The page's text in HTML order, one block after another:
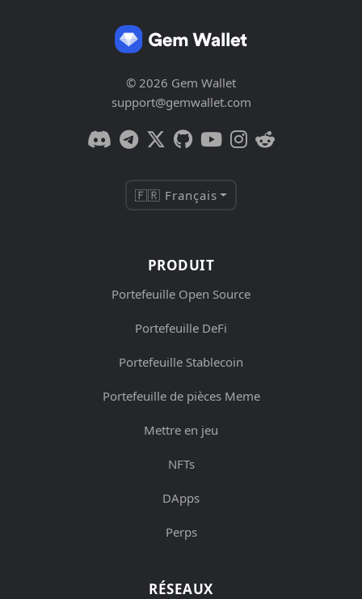
© 2026 Gem Wallet
support@gemwallet.com
🇫🇷 Français
PRODUIT
Portefeuille Open Source
Portefeuille DeFi
Portefeuille Stablecoin
Portefeuille de pièces Meme
Mettre en jeu
NFTs
DApps
Perps
RÉSEAUX